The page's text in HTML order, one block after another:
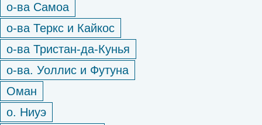
о-ва Самоа
о-ва Теркс и Кайкос
о-ва Тристан-да-Кунья
о-ва. Уоллис и Футуна
Оман
о. Ниуэ